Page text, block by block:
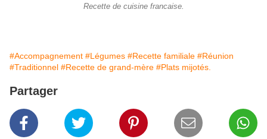
Recette de cuisine francaise.
#Accompagnement #Légumes #Recette familiale #Réunion
#Traditionnel #Recette de grand-mère #Plats mijotés.
Partager